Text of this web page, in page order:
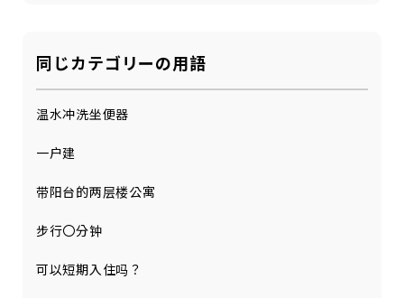
同じカテゴリーの用語
温水冲洗坐便器
一户建
带阳台的两层楼公寓
步行〇分钟
可以短期入住吗？